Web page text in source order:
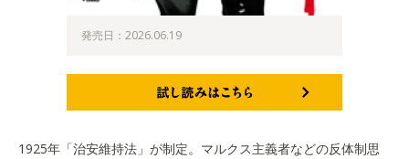
発売日：2026.06.19
1925年「治安維持法」が制定。マルクス主義者などの反体制思